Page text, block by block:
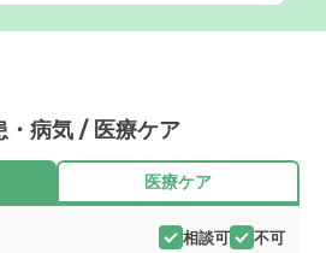
・病気 / 医療ケア
医療ケア
相談可 不可